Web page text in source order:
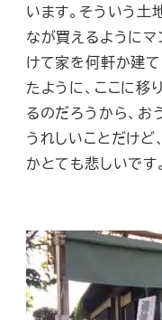
います。そういう土
なが買えるようにマ
けて家を何軒か建
たように、ここに
るのだろうから、お
うれしいことだけど
かとても悲しいです